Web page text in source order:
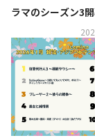
ラマのシーズン3
クションエンター
ト、韓国ドラマ『
～模範タクシー～
配信開始